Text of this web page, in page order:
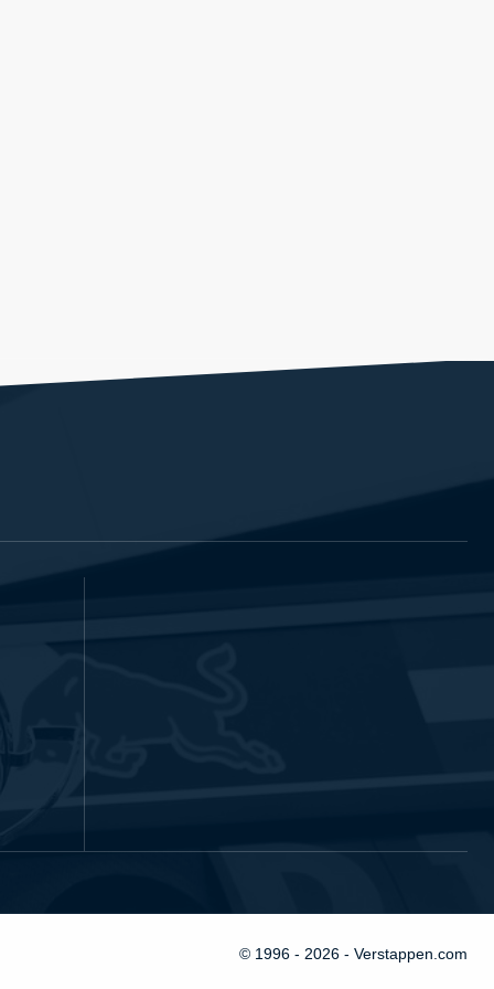
© 1996 - 2026 - Verstappen.com